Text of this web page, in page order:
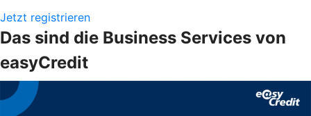
Jetzt registrieren
Das sind die Business Services von
easyCredit